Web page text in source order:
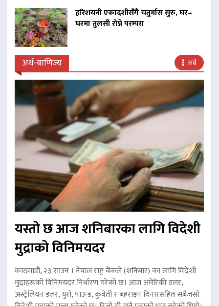
हरिशयनी एकादशीसँगै चतुर्मास सुरु, घर–
घरमा तुलसी रोप्ने परम्परा
अर्थ-बाणिज्य सबै
यस्तो छ आज शनिबारका लागि विदेशी
मुद्राको विनिमयदर
काठमाडौं, २३ साउन । नेपाल राष्ट्र बैंकले (शनिबार) का लागि विदेशी
मुद्राहरूको विनिमयदर निर्धारण गरेको छ। आज अमेरिकी डलर,
अस्ट्रेलियन डलर, युरो, पाउन्ड, कुवेती र बहराइन दिनारसहित सबैजसो